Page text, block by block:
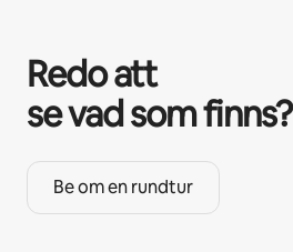
Redo att
se vad som finns?
Be om en rundtur